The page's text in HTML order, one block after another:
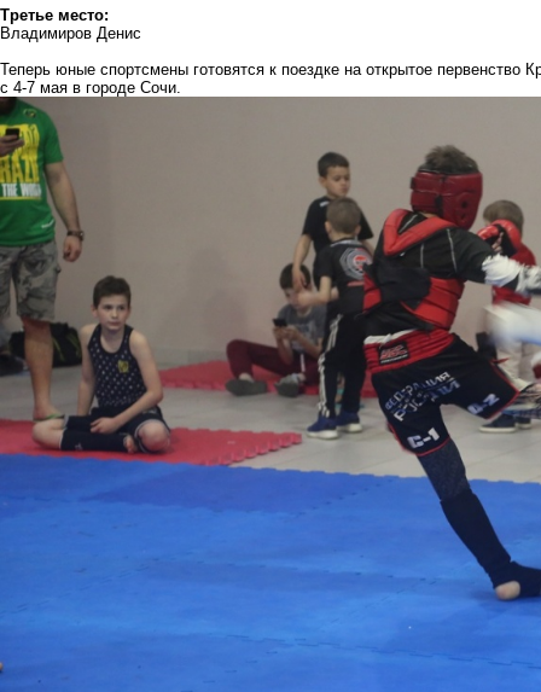
Третье место:
Владимиров Денис
Теперь юные спортсмены готовятся к поездке на открытое первенство
с 4-7 мая в городе Сочи.